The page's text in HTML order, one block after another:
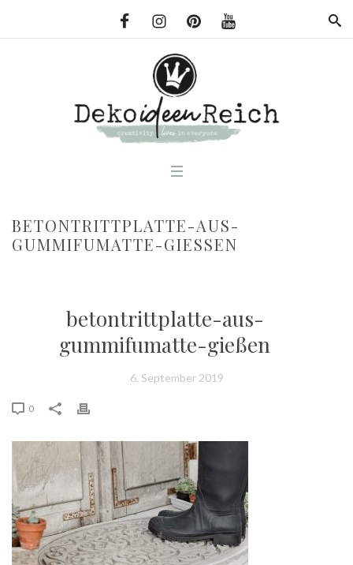
BETONTRITTPLATTE-AUS-
GUMMIFUMATTE-GIESSEN
betontrittplatte-aus-
gummifumatte-gießen
6. September 2019
0